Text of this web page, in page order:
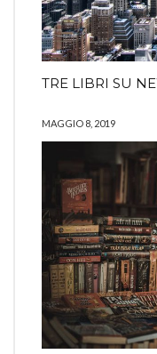
TRE LIBRI SU
MAGGIO 8, 2019